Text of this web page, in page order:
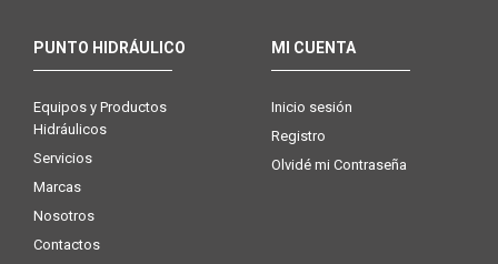
PUNTO HIDRÁULICO
Equipos y Productos
Hidráulicos
Servicios
Marcas
Nosotros
Contactos
MI CUENTA
Inicio sesión
Registro
Olvidé mi Contraseña